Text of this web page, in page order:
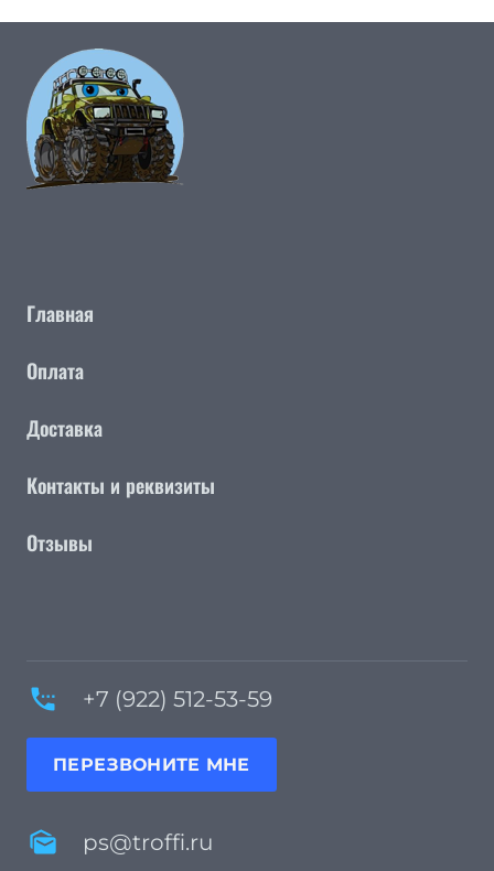
Главная
Оплата
Доставка
Контакты и реквизиты
Отзывы
settings_phone +7 (922) 512-53-59
ПЕРЕЗВОНИТЕ МНЕ
mark_as_unread ps@troffi.ru